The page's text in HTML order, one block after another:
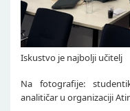
Iskustvo je najbolji učitelj
Na fotografije:
analitičar u organizaciji